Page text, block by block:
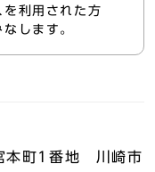
利用された方
します。
町1番地 川崎市